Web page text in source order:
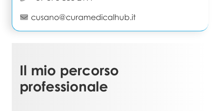
cusano@curamedicalhub.it
Il mio percorso
professionale